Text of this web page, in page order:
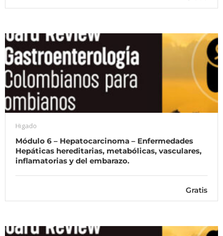
Higado
Módulo 6 – Hepatocarcinoma – Enfermedades
Hepáticas hereditarias, metabólicas, vasculares,
inflamatorias y del embarazo.
Gratis